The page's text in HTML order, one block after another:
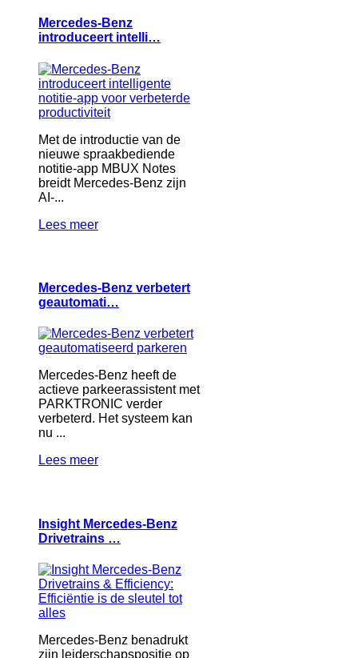
Mercedes-Benz
introduceert intelli…
Met de introductie van de
nieuwe spraakbediende
notitie-app MBUX Notes
breidt Mercedes-Benz zijn
AI-...
Lees meer
Mercedes-Benz verbetert
geautomati…
Mercedes-Benz heeft de
actieve parkeerassistent met
PARKTRONIC verder
verbeterd. Het systeem kan
nu ...
Lees meer
Insight Mercedes-Benz
Drivetrains …
Mercedes-Benz benadrukt
zijn leiderschapspositie op